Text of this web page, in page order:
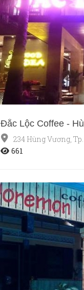
Đắc Lộc Coffee -
234 Hùng Vương,
661